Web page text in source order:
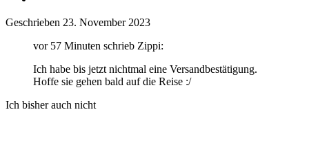
Geschrieben 23. November 2023
vor 57 Minuten schrieb Zippi:
Ich habe bis jetzt nichtmal eine Versandbestätigung.
Hoffe sie gehen bald auf die Reise :/
Ich bisher auch nicht